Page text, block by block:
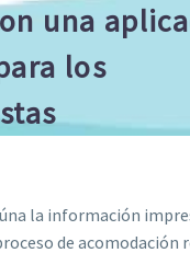
una
los
la información
de acomodación